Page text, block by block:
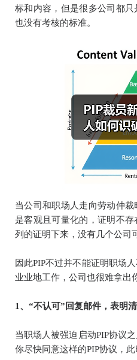
标和内容，但是很多公司都只
也没有考核的标准。
当公司和职场人走向劳动仲
是客观且可量化的，证明不
列的证明下来，没有几个公司
因此PIP不过并不能证明职场
业业地工作，公司也很难拿出
1、“不认可”回复邮件，表明
当职场人被强迫启动PIP协议
你尽快同意这样的PIP协议，